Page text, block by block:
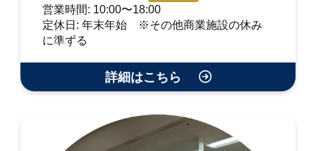
営業時間: 10:00〜18:00
定休日: 年末年始 ※その他商業施設の休み
に準ずる
詳細はこちら